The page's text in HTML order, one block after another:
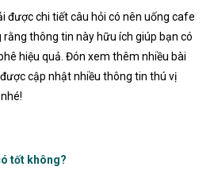
được chi tiết câu hỏi có nên uống cafe
thông tin này hữu ích giúp bạn có
hiệu quả. Đón xem thêm nhiều bài
cập nhật nhiều thông tin thú vị
tốt không?